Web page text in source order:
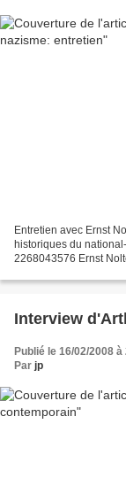
Entretien avec Ernst
historiques du
2268043576 Ernst
Interview
Publié le 16/02/2008 à
Par jp